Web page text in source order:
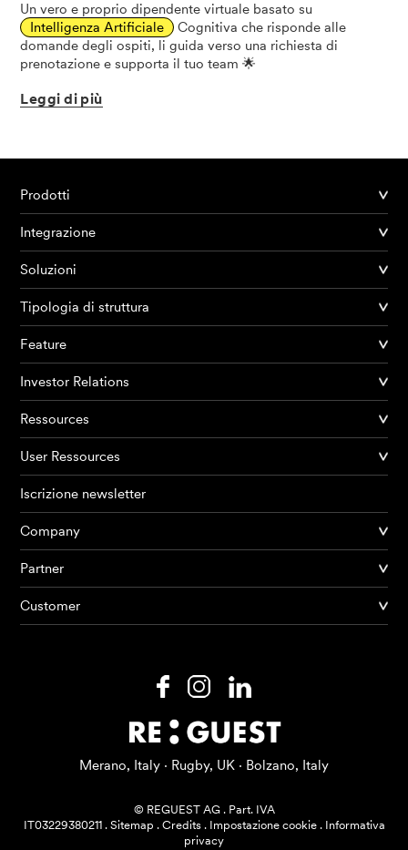
Prodotti
AI Agents
Risorse
Un vero e proprio dipendente virtuale basato su
Intelligenza Artificiale
Cognitiva che risponde alle
domande degli ospiti, li guida verso una richiesta di
prenotazione e supporta il tuo team 🌟
Leggi di più
Prodotti
Integrazione
Soluzioni
Tipologia di struttura
Feature
Investor Relations
Ressources
User Ressources
Iscrizione newsletter
Company
Partner
Customer
Merano, Italy · Rugby, UK · Bolzano, Italy
© REGUEST AG. Part. IVA
IT03229380211. Sitemap . Credits. Impostazione cookie. Informativa
privacy